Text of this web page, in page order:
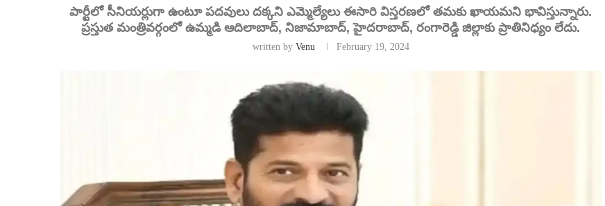
పార్టీలో సీనియర్లుగా ఉంటూ పదవులు దక్కని ఎమ్మెల్యేలు ఈసారి విస్తరణలో తమకు ఖాయమని భావిస్తున్నారు.
ప్రస్తుత మంత్రివర్గంలో ఉమ్మడి ఆదిలాబాద్‌, నిజామాబాద్‌, హైదరాబాద్‌, రంగారెడ్డి జిల్లాకు ప్రాతినిధ్యం లేదు.
written by Venu February 19, 2024